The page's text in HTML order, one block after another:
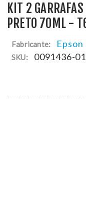
KIT 2
PRETO 70ML -
Fabricante: Epson
SKU: 0091436-01